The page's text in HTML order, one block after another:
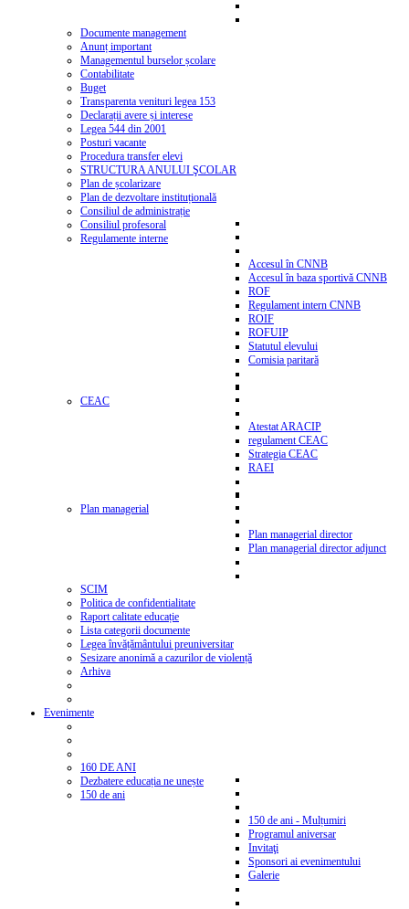
Documente management
Anunț important
Managementul burselor școlare
Contabilitate
Buget
Transparenta venituri legea 153
Declarații avere și interese
Legea 544 din 2001
Posturi vacante
Procedura transfer elevi
STRUCTURA ANULUI ŞCOLAR
Plan de școlarizare
Plan de dezvoltare instituțională
Consiliul de administrație
Consiliul profesoral
Regulamente interne
Accesul în CNNB
Accesul în baza sportivă CNNB
ROF
Regulament intern CNNB
ROIF
ROFUIP
Statutul elevului
Comisia paritară
CEAC
Atestat ARACIP
regulament CEAC
Strategia CEAC
RAEI
Plan managerial
Plan managerial director
Plan managerial director adjunct
SCIM
Politica de confidentialitate
Raport calitate educație
Lista categorii documente
Legea învățământului preuniversitar
Sesizare anonimă a cazurilor de violență
Arhiva
Evenimente
160 DE ANI
Dezbatere educația ne unește
150 de ani
150 de ani - Mulțumiri
Programul aniversar
Invitaţi
Sponsori ai evenimentului
Galerie